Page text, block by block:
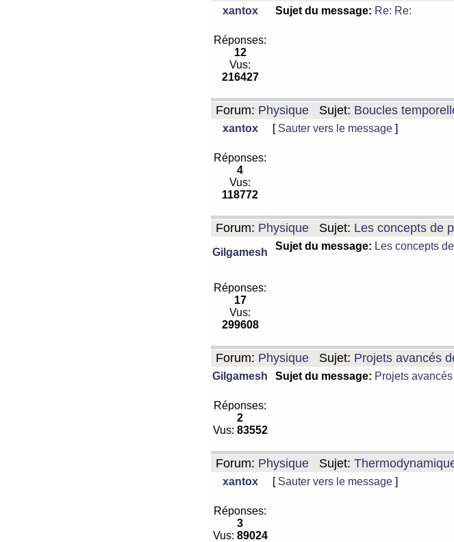
xantox Sujet du message: Re: Re:
Réponses:
12
Vus:
216427
Forum: Physique Sujet: Boucles
xantox [ Sauter vers le message ]
Réponses:
4
Vus:
118772
Forum: Physique Sujet: Les concepts de
Gilgamesh
Sujet du message: Les concepts
Réponses:
17
Vus:
299608
Forum: Physique Sujet: Projets avancés
Gilgamesh Sujet du message: Projets
Réponses:
2
Vus: 83552
Forum: Physique Sujet:
xantox [ Sauter vers le message ]
Réponses:
3
Vus: 89024